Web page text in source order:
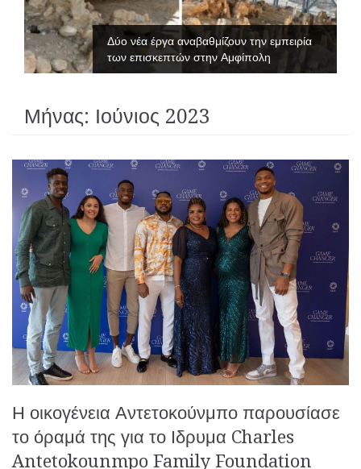
Δύο νέα έργα αναβαθμίζουν την εμπειρία
των επισκεπτών στην Αμφίπολη
Μήνας: Ιούνιος 2023
Η οικογένεια Αντετοκούνμπο παρουσίασε
το όραμά της για το Ιδρυμα Charles
Antetokounmpo Family Foundation